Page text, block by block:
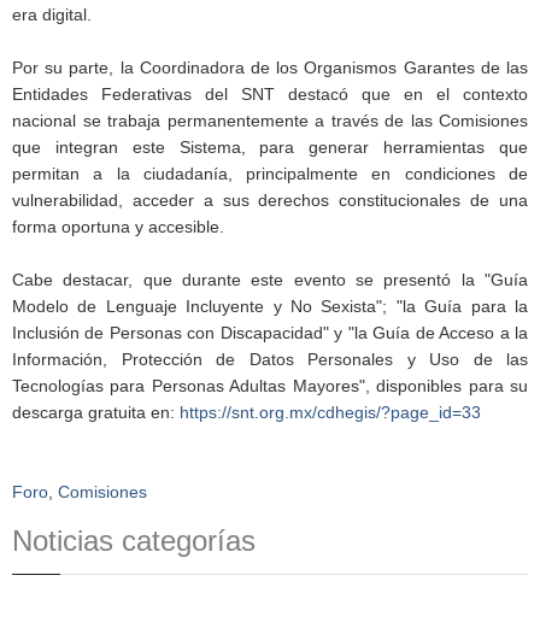
era digital.
Por su parte, la Coordinadora de los Organismos Garantes de las
Entidades Federativas del SNT destacó que en el contexto
nacional se trabaja permanentemente a través de las Comisiones
que integran este Sistema, para generar herramientas que
permitan a la ciudadanía, principalmente en condiciones de
vulnerabilidad, acceder a sus derechos constitucionales de una
forma oportuna y accesible.
Cabe destacar, que durante este evento se presentó la "Guía
Modelo de Lenguaje Incluyente y No Sexista"; "la Guía para la
Inclusión de Personas con Discapacidad" y "la Guía de Acceso a la
Información, Protección de Datos Personales y Uso de las
Tecnologías para Personas Adultas Mayores", disponibles para su
descarga gratuita en: https://snt.org.mx/cdhegis/?page_id=33
Foro Comisiones
Noticias categorías